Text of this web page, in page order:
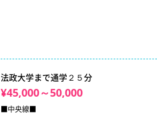
法政大学まで通学２５分
¥45,000～50,000
■中央線■